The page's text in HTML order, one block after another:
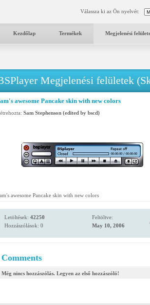
Válassza ki az Ön nyelvét:
Kezdőlap Termékek Megjelenési
Megjelenési felületek
awesome Pancake skin with new colors
Sam Stephenson (edited by bscd)
awesome Pancake skin with new colors
Letöltések: 42250
Hozzászólások: 0
Feltöltve:
May 10, 2006
Comments
Még nincs hozzászólás. Legyen az első hozzászóló!